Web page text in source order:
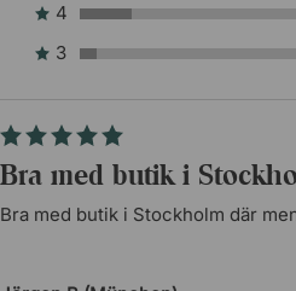
4
3
Bra med butik i
Bra med butik i Stockholm där